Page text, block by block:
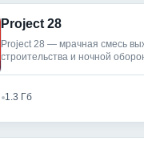
Project 28
Project 28 — мрачная смесь
строительства и ночной
1.3 Гб